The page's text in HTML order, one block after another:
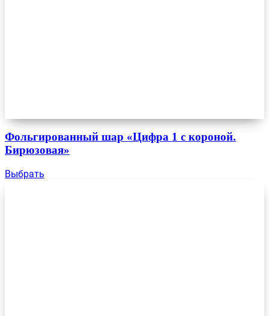
Фольгированный шар «Цифра 1 с короной.
Бирюзовая»
Выбрать